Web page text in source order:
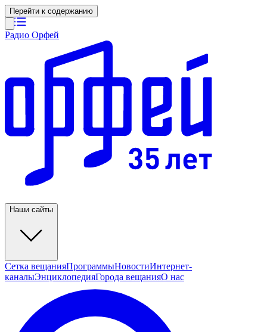
Перейти к содержанию
Радио Орфей
Наши сайты
Сетка вещанияПрограммыНовостиИнтернет-
каналыЭнциклопедияГорода вещанияО нас